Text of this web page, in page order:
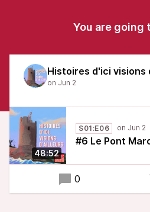
You are going
48:52
S01:E06
#6 Le Pont
0